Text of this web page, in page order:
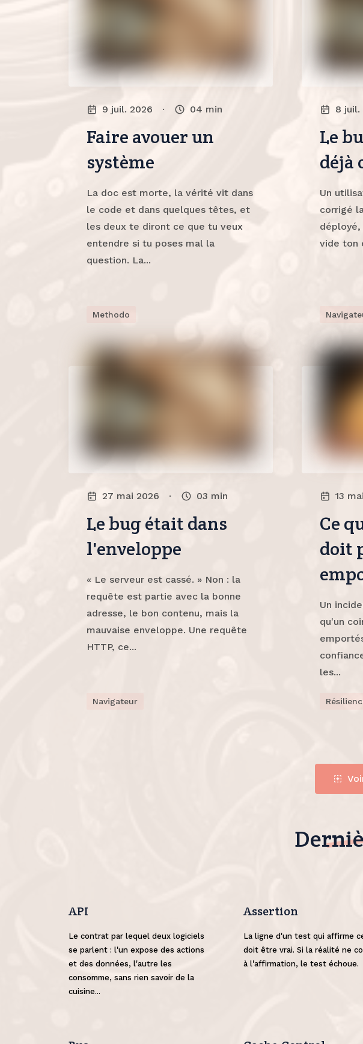
9 juil. 2026 · 04 min
Faire avouer un
système
La doc est morte, la vérité vit dans
le code et dans quelques têtes, et
les deux te diront ce que tu veux
entendre si tu poses mal la
question. La...
Methodo
8 juil.
Le
déjà
Un
corrigé
déployé,
vide ton
27 mai 2026 · 03 min
Le bug était dans
l'enveloppe
« Le serveur est cassé. » Non : la
requête est partie avec la bonne
adresse, le bon contenu, mais la
mauvaise enveloppe. Une requête
HTTP, ce...
Navigateur
13
Ce
doit
Un
qu'un
les...
API
Le contrat par lequel deux logiciels
se parlent : l'un expose des actions
et des données, l'autre les
consomme, sans rien savoir de la
cuisine...
Assertion
La ligne d'un test qui affirme
doit être vrai. Si la réalité ne
à l'affirmation, le test échoue.